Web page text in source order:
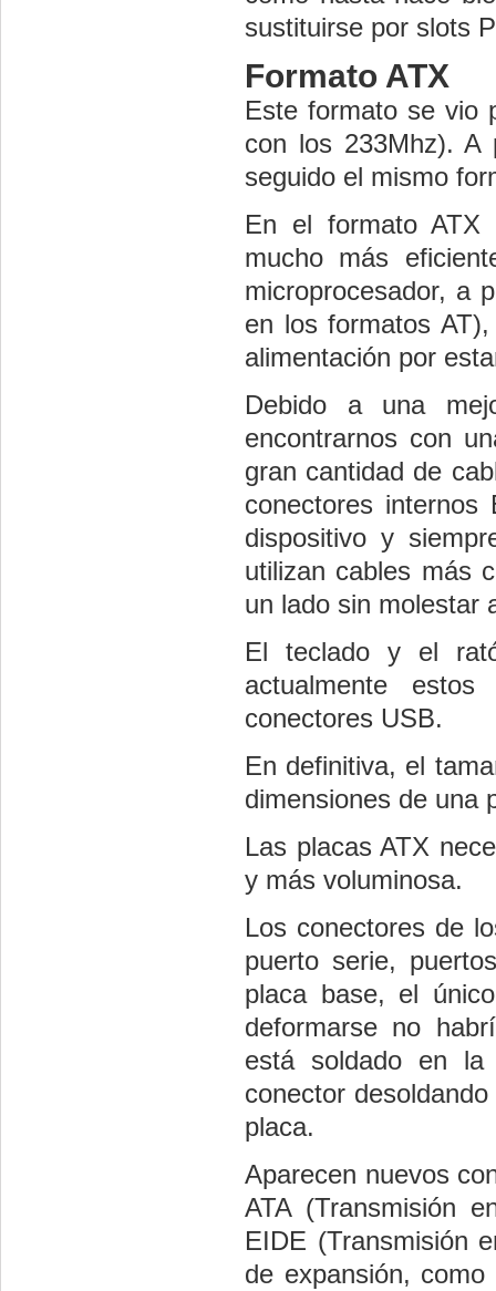
sustituirse por slots
Formato ATX
Este formato se vio
con los 233Mhz). A
seguido el mismo
En el formato ATX
mucho más
microprocesador, a
en los formatos
alimentación por
Debido a una
encontrarnos con
gran cantidad de
conectores
dispositivo y
utilizan cables más
un lado sin molestar
El teclado y el
actualmente
conectores USB.
En definitiva, el
dimensiones de una
Las placas ATX
y más voluminosa.
Los conectores de
puerto serie,
placa base, el
deformarse no
está soldado en la
conector
placa.
Aparecen nuevos
ATA (Transmisión
EIDE (Transmisión
de expansión,